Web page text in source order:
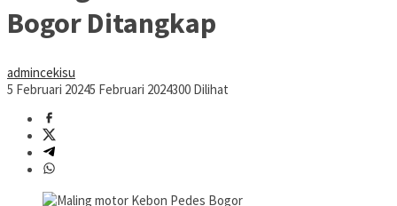
Bogor Ditangkap
admincekisu
5 Februari 20245 Februari 2024300 Dilihat